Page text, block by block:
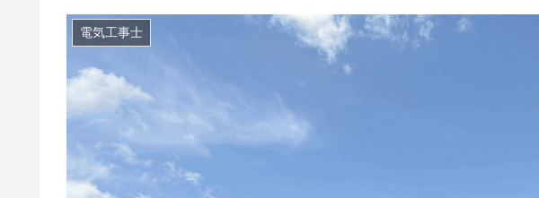
電気工事士